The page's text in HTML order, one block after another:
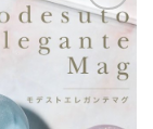
加入
「願
望清